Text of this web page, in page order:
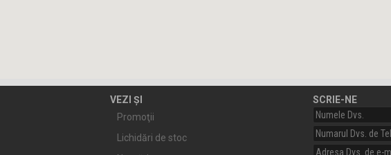
VEZI ȘI
Promoţii
Lichidări de stoc
SCRIE-NE